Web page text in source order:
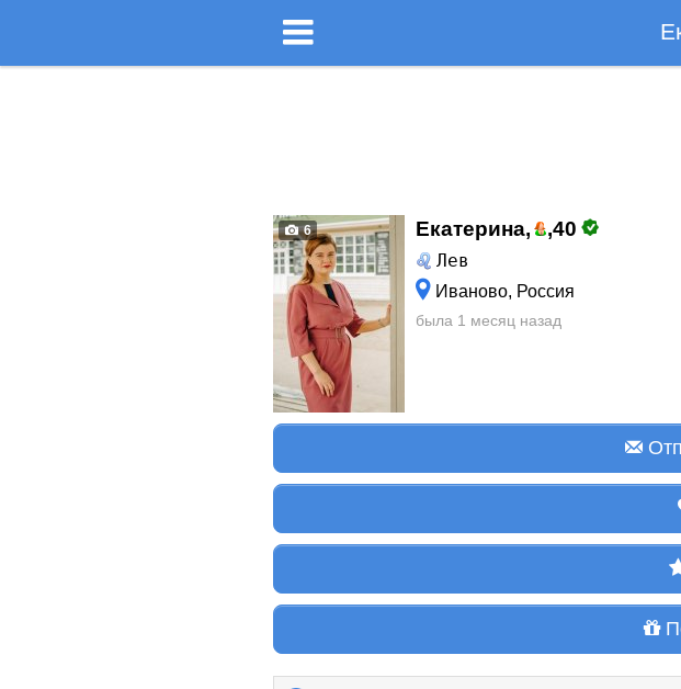
6 Екатерина, ,40
Лев
Иваново, Россия
была 1 месяц назад